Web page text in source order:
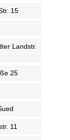
15
Landstr.
25
11